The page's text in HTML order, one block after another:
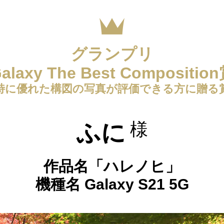
グランプリ
The Best Composition
に優れた構図の写真が評価できる方に贈る
ふに 様
作品名 「ハレノヒ」
機種名 Galaxy S21 5G